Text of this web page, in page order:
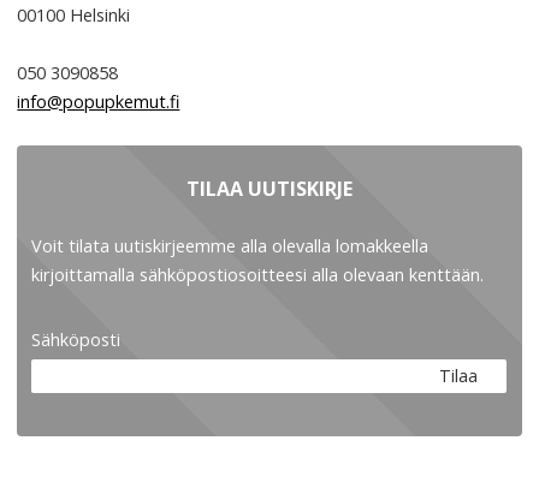
00100 Helsinki
050 3090858
info@popupkemut.fi
TILAA UUTISKIRJE
Voit tilata uutiskirjeemme alla olevalla lomakkeella
kirjoittamalla sähköpostiosoitteesi alla olevaan kenttään.
Sähköposti
Tilaa